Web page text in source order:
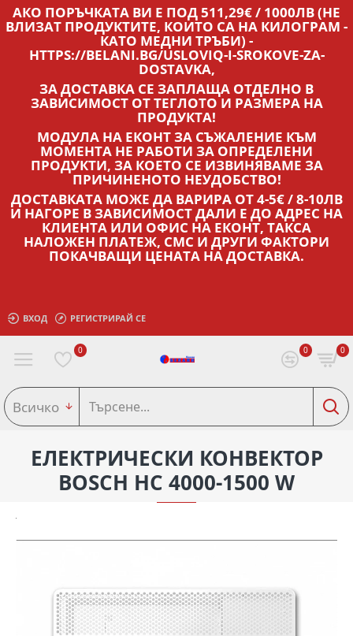
АКО ПОРЪЧКАТА ВИ Е ПОД 511,29€ / 1000ЛВ (НЕ
ВЛИЗАТ ПРОДУКТИТЕ, КОИТО СА НА КИЛОГРАМ -
КАТО МЕДНИ ТРЪБИ) -
HTTPS://BELANI.BG/USLOVIQ-I-SROKOVE-ZA-
DOSTAVKA,
ЗА ДОСТАВКА СЕ ЗАПЛАЩА ОТДЕЛНО В
ЗАВИСИМОСТ ОТ ТЕГЛОТО И РАЗМЕРА НА
ПРОДУКТА!
МОДУЛА НА ЕКОНТ ЗА СЪЖАЛЕНИЕ КЪМ
МОМЕНТА НЕ РАБОТИ ЗА ОПРЕДЕЛЕНИ
ПРОДУКТИ, ЗА КОЕТО СЕ ИЗВИНЯВАМЕ ЗА
ПРИЧИНЕНОТО НЕУДОБСТВО!
ДОСТАВКАТА МОЖЕ ДА ВАРИРА ОТ 4-5€ / 8-10ЛВ
И НАГОРЕ В ЗАВИСИМОСТ ДАЛИ Е ДО АДРЕС НА
КЛИЕНТА ИЛИ ОФИС НА ЕКОНТ, ТАКСА
НАЛОЖЕН ПЛАТЕЖ, СМС И ДРУГИ ФАКТОРИ
ПОКАЧВАЩИ ЦЕНАТА НА ДОСТАВКА.
ВХОД РЕГИСТРИРАЙ СЕ
0 0 0
Всичко
ЕЛЕКТРИЧЕСКИ КОНВЕКТОР
BOSCH HC 4000-1500 W